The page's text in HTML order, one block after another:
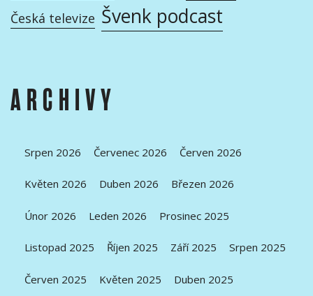
Česká televize Švenk podcast
ARCHIVY
Srpen 2026 Červenec 2026 Červen 2026
Květen 2026 Duben 2026 Březen 2026
Únor 2026 Leden 2026 Prosinec 2025
Listopad 2025 Říjen 2025 Září 2025 Srpen 2025
Červen 2025 Květen 2025 Duben 2025